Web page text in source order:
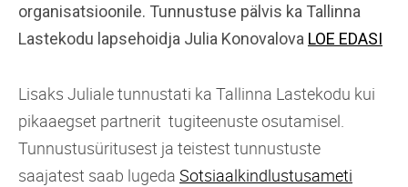
organisatsioonile. Tunnustuse pälvis ka Tallinna
Lastekodu lapsehoidja Julia Konovalova LOE EDASI
Lisaks Juliale tunnustati ka Tallinna Lastekodu kui
pikaaegset partnerit tugiteenuste osutamisel.
Tunnustusüritusest ja teistest tunnustuste
saajatest saab lugeda Sotsiaalkindlustusameti